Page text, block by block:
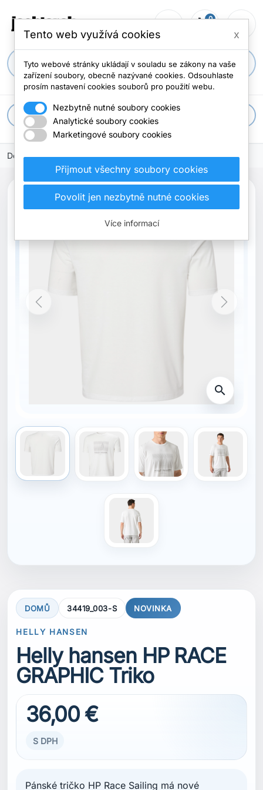
search
person_outline shopping_cart
0 menu
apps Všechny kategorie
Domů
Nové
Previous Next
HELLY HANSEN
Helly hansen HP RACE
GRAPHIC Triko
Pánské tričko HP Race Sailing má nové
pigmentově barvené grafiky, které mu dodávají
jemný, lehce vybledlý vzhled. Materiál je
vyroben technologií S.Café®, která pomáhá
chránit před sluncem, neutralizuje pachy a
rychle schne.
4směrně elastický materiál poskytuje pohodlný
dodatečnou ochranu před sluncem při plachtění
i dalších outdoorových aktivitách.
Tento web využívá cookies x
Tyto webové stránky ukládají v souladu se zákony na vaše
zařízení soubory, obecně nazývané cookies. Odsouhlaste
prosím nastavení cookies souborů pro použití webu.
Nezbytně nutné soubory cookies
Analytické soubory cookies
Marketingové soubory cookies
Přijmout všechny soubory cookies
Povolit jen nezbytně nutné cookies
Více informací